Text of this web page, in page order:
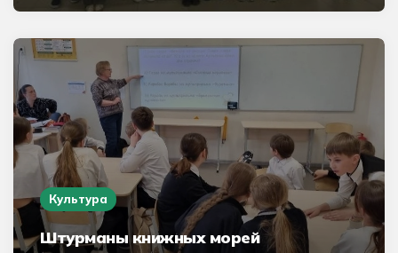
Культура
Штурманы книжных морей